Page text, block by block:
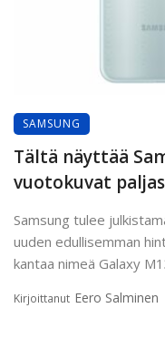
SAMSUNG
Tältä näyttää
vuotokuvat
Samsung tulee
uuden edullisemman
kantaa nimeä Galaxy
Kirjoittanut Eero Salminen